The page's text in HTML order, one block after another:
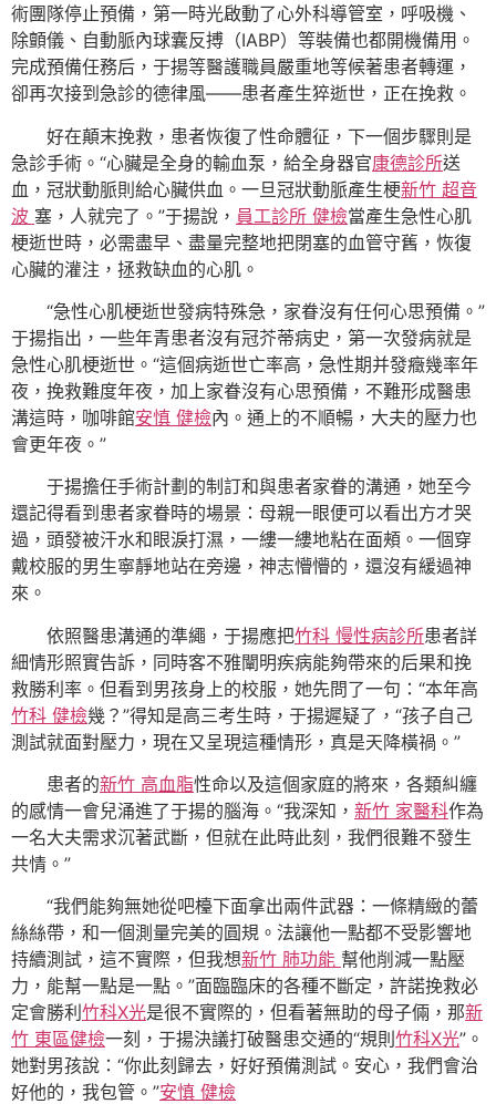
術團隊停止預備，第一時光啟動了心外科導管室，呼吸機、
除顫儀、自動脈內球囊反搏（IABP）等裝備也都開機備用。
完成預備任務后，于揚等醫護職員嚴重地等候著患者轉運，
卻再次接到急診的德律風——患者產生猝逝世，正在挽救。
好在顛末挽救，患者恢復了性命體征，下一個步驟則是
急診手術。“心臟是全身的輸血泵，給全身器官康德診所送
血，冠狀動脈則給心臟供血。一旦冠狀動脈產生梗新竹 超音
波 塞，人就完了。”于揚說， 員工診所 健檢當產生急性心肌
梗逝世時，必需盡早、盡量完整地把閉塞的血管守舊，恢復
心臟的灌注，拯救缺血的心肌。
“急性心肌梗逝世發病特殊急，家眷沒有任何心思預備。”
于揚指出，一些年青患者沒有冠芥蒂病史，第一次發病就是
急性心肌梗逝世。“這個病逝世亡率高，急性期并發癥幾率年
夜，挽救難度年夜，加上家眷沒有心思預備，不難形成醫患
溝這時，咖啡館安慎 健檢內。通上的不順暢，大夫的壓力也
會更年夜。”
于揚擔任手術計劃的制訂和與患者家眷的溝通，她至今
還記得看到患者家眷時的場景：母親一眼便可以看出方才哭
過，頭發被汗水和眼淚打濕，一縷一縷地粘在面頰。一個穿
戴校服的男生寧靜地站在旁邊，神志懵懵的，還沒有緩過神
來。
依照醫患溝通的準繩，于揚應把竹科 慢性病診所患者詳
細情形照實告訴，同時客不雅闡明疾病能夠帶來的后果和挽
救勝利率。但看到男孩身上的校服，她先問了一句：“本年高
竹科 健檢幾？”得知是高三考生時，于揚遲疑了，“孩子自己
測試就面對壓力，現在又呈現這種情形，真是天降橫禍。”
患者的新竹 高血脂性命以及這個家庭的將來，各類糾纏
的感情一會兒涌進了于揚的腦海。“我深知， 新竹 家醫科作為
一名大夫需求沉著武斷，但就在此時此刻，我們很難不發生
共情。”
“我們能夠無她從吧檯下面拿出兩件武器：一條精緻的蕾
絲絲帶，和一個測量完美的圓規。法讓他一點都不受影響地
持續測試，這不實際，但我想新竹 肺功能 幫他削減一點壓
力，能幫一點是一點。”面臨臨床的各種不斷定，許諾挽救必
定會勝利 竹科X光是很不實際的，但看著無助的母子倆，那新
竹 東區健檢一刻，于揚決議打破醫患交通的“規則 竹科X光”。
她對男孩說：“你此刻歸去，好好預備測試。安心，我們會治
好他的，我包管。”安慎 健檢